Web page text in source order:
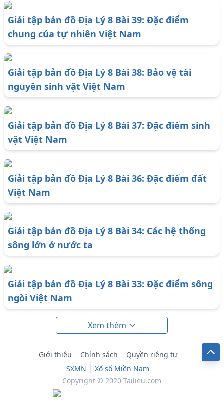
Giải tập bản đồ Địa Lý 8 Bài 39: Đặc điểm
chung của tự nhiên Việt Nam
Giải tập bản đồ Địa Lý 8 Bài 38: Bảo vệ tài
nguyên sinh vật Việt Nam
Giải tập bản đồ Địa Lý 8 Bài 37: Đặc điểm sinh
vật Việt Nam
Giải tập bản đồ Địa Lý 8 Bài 36: Đặc điểm đất
Việt Nam
Giải tập bản đồ Địa Lý 8 Bài 34: Các hệ thống
sông lớn ở nước ta
Giải tập bản đồ Địa Lý 8 Bài 33: Đặc điểm sông
ngòi Việt Nam
Xem thêm
Giới thiệu Chính sách
Quyền riêng tư
SXMN
Xổ số Miền Nam
Copyright © 2020 Tailieu.com